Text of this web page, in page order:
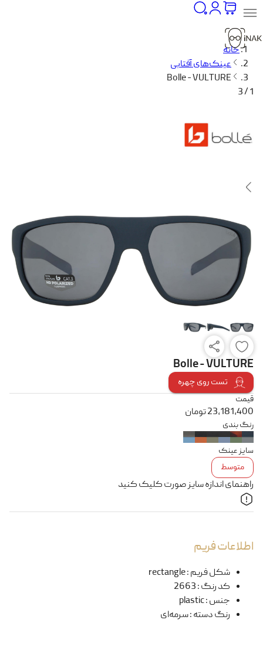
خانه
عینک‌های آفتابی
Bolle - VULTURE
1 / 3
Bolle - VULTURE
تست روی چهره
قیمت
23,181,400تومان
رنگ بندی
سایز عینک
متوسط
راهنمای اندازه سایز صورت کلیک کنید
اطلاعات فریم
شکل فریم:
rectangle
کد رنگ:
2663
جنس:
plastic
رنگ دسته:سرمه‌ای